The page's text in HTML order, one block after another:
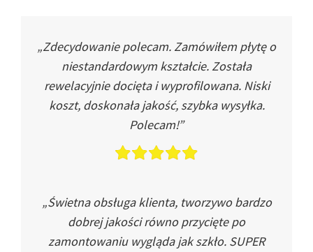
„Zdecydowanie polecam. Zamówiłem płytę o
niestandardowym kształcie. Została
rewelacyjnie docięta i wyprofilowana. Niski
koszt, doskonała jakość, szybka wysyłka.
Polecam!”
„Świetna obsługa klienta, tworzywo bardzo
dobrej jakości równo przycięte po
zamontowaniu wygląda jak szkło. SUPER